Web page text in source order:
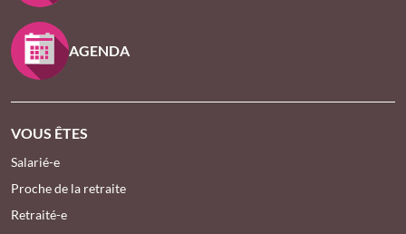
AGENDA
VOUS ÊTES
Salarié-e
Proche de la retraite
Retraité-e